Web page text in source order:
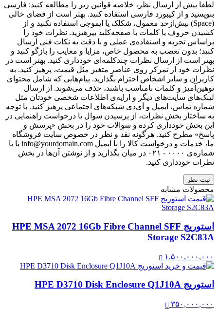
لطفا پیش از ارسال نظر، خلاصه قوانین زیر را مطالعه کنید: فارسی
بنویسید و از کیبورد فارسی استفاده کنید. بهتر است از فضای خالی
(Space) بیش‌از‌حدِ معمول، شکلک یا ایموجی استفاده نکنید و از
کشیدن حروف یا کلمات با صفحه‌کلید بپرهیزید. نظرات خود را
براساس تجربه و استفاده‌ی عملی و با دقت به نکات فنی ارسال
کنید؛ بدون تعصب به محصول خاص، مزایا و معایب را بازگو کنید و
بهتر است از ارسال نظرات چندکلمه‌‌ای خودداری کنید. بهتر است در
نظرات خود از تمرکز روی عناصر متغیر مثل قیمت، پرهیز کنید. به
کاربران و سایر اشخاص احترام بگذارید. پیام‌هایی که شامل محتوای
توهین‌آمیز و کلمات نامناسب باشند، حذف می‌شوند. از ارسال
لینک‌های سایت‌های دیگر و ارایه‌ی اطلاعات شخصی خودتان مثل
شماره تماس، ایمیل و آی‌دی شبکه‌های اجتماعی پرهیز کنید. با توجه
به ساختار بخش نظرات، از پرسیدن سوال یا درخواست راهنمایی در
این بخش خودداری کرده و سوالات خود را در بخش «پرسش و
پاسخ» مطرح کنید. هرگونه نقد و نظر در خصوص سایت فروشگاه
ما، خدمات و درخواست کالا را با ایمیل info@yourdomain.com یا با
شماره‌ی ۰۰۰۰ - ۰۲۱ در میان بگذارید و از نوشتن آن‌ها در بخش
نظرات خودداری کنید.
ثبت نظر
محصولات مشابه
استوریج HPE MSA 2072 16Gb Fibre Channel SFF
Storage S2C83A
۱,۵۰۰,۰۰۰,۰۰۰
استوریج HPE D3710 Disk Enclosure Q1J10A
۳۵۰,۰۰۰,۰۰۰